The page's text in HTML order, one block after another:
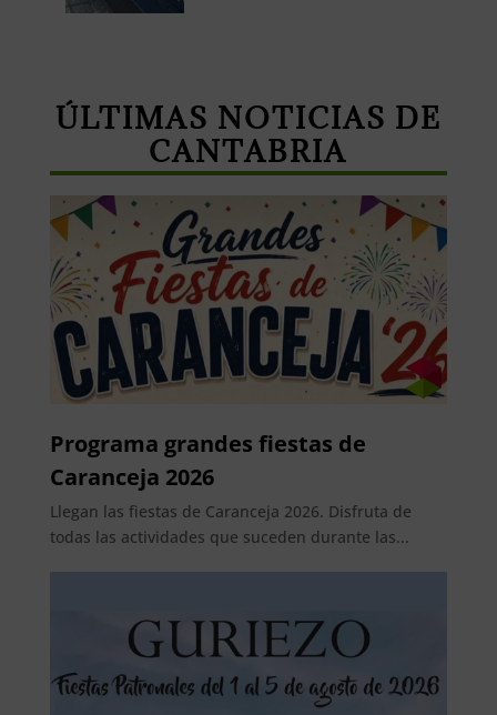
ÚLTIMAS NOTICIAS DE
CANTABRIA
Programa grandes fiestas de
Caranceja 2026
Llegan las fiestas de Caranceja 2026. Disfruta de
todas las actividades que suceden durante las...